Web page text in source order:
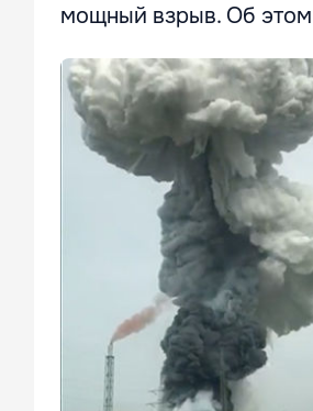
мощный взрыв. Об этом